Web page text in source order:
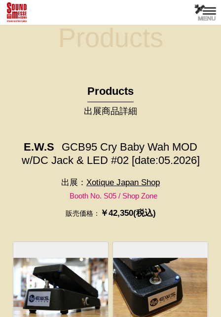
Products
Products
出展商品詳細
E.W.S
GCB95 Cry Baby Wah MOD
w/DC Jack & LED #02 [date:05.2026]
出展： Xotique Japan Shop
Booth No. S05 / Shop Zone
販売価格： ￥42,350(税込)